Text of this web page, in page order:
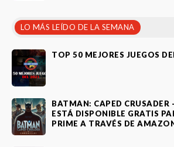
LO MÁS LEÍDO DE LA SEMANA
TOP 50 MEJORES JUEGOS
BATMAN: CAPED CRUSADER
ESTÁ DISPONIBLE GRATIS
PRIME A TRAVÉS DE